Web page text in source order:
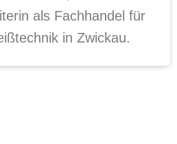
als Fachhandel für
in Zwickau.